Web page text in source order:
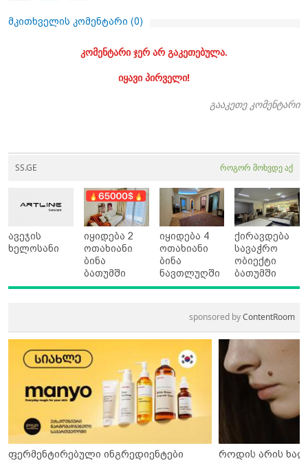
მკითხველის კომენტარი (0)
კომენტარი ჯერ არ გაკეთებულა.
იყავი პირველი!
გააკეთე კომენტარი
SS.GE როგორ მოხვდე აქ
ავეჯის
ხელოსანი
იყიდება 2
ოთახიანი
ბინა
ბათუმში
იყიდება 4
ოთახიანი
ბინა
ნავთლუღში
ქირავდება
სავაჭრო
ობიექტი
ბათუმში
sponsored byContentRoom
ფერმენტირებული ინგრედიენტები
როდის არის